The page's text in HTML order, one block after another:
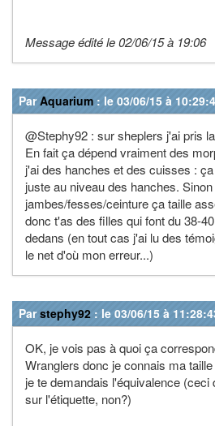
Message édité le 02/06/15 à 19:06
ParAquarium : le 03/06/15 à
@Stephy92 : sur sheplers j'ai pris
En fait ça dépend vraiment des
j'ai des hanches et des cuisses :
juste au niveau des hanches.
jambes/fesses/ceinture ça taille
donc t'as des filles qui font du 38-
dedans (en tout cas j'ai lu des
le net d'où mon erreur...)
Parstephy92 : le 03/06/15 à
OK, je vois pas à quoi ça
Wranglers donc je connais ma
je te demandais l'équivalence (ceci
sur l'étiquette, non?)